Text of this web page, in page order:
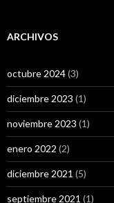
ARCHIVOS
octubre 2024(3)
diciembre 2023 (1)
noviembre 2023 (1)
enero 2022 (2)
diciembre 2021 (5)
septiembre 2021 (1)